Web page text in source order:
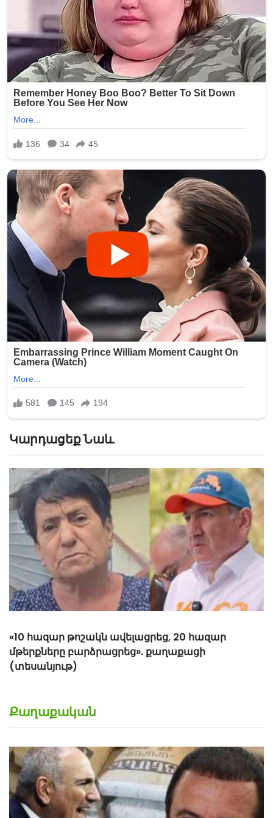
Կարդացեք Նաև
«Հիշեցի՞ք մեզ, ձեր սանիկներն ենք». աղջիկները՝
Նիկոլ Փաշինյանին
Քաղաքական